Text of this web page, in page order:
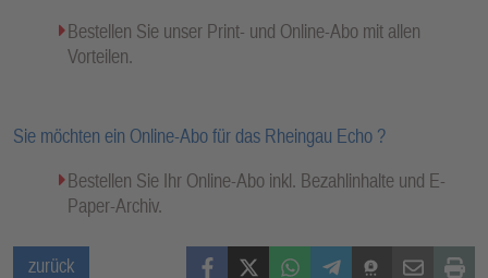
Bestellen Sie unser Print- und Online-Abo mit allen
Vorteilen.
Sie möchten ein Online-Abo für das Rheingau Echo ?
Bestellen Sie Ihr Online-Abo inkl. Bezahlinhalte und E-
Paper-Archiv.
zurück FacebookX (Twitter)WhatsAppTelegramThreemaMail Print